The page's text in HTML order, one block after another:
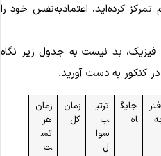
کرده‌اید، اعتمادبه‌نفس خود را
بد نیست به جدول زیر نگاه
کنکور به دست آورید.
جایگ
اه
ترتی
ب
سوا
ل
زمان
کل
زمان
هر
تس
ت